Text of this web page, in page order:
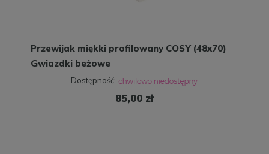
Przewijak miękki profilowany COSY (48x70)
Gwiazdki beżowe
Dostępność:
85,00 zł